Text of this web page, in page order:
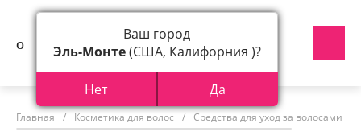
Главная / Косметика для волос / Средства для уход за волосами
Ваш город
Эль-Монте(США, Калифорния )?
Нет Да